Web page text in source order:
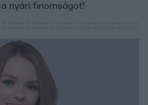
nyári finomságot!